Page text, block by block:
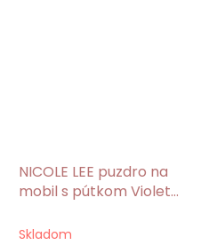
NICOLE LEE puzdro na
mobil s pútkom Violet
Skladom